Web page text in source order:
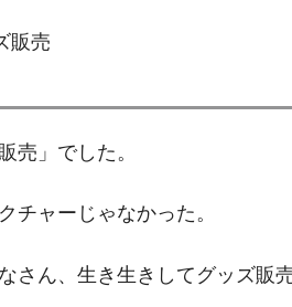
販売
売」でした。
チャーじゃなかった。
さん、生き生きしてグッズ販